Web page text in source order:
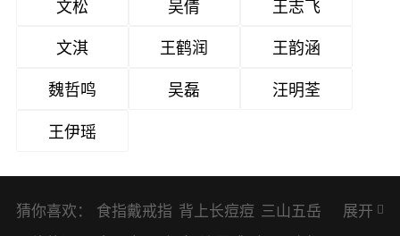
文松
吴倩
王志飞
文淇
王鹤润
王韵涵
魏哲鸣
吴磊
汪明荃
王伊瑶
猜你喜欢： 食指戴戒指 背上长痘痘 三山五岳
展开